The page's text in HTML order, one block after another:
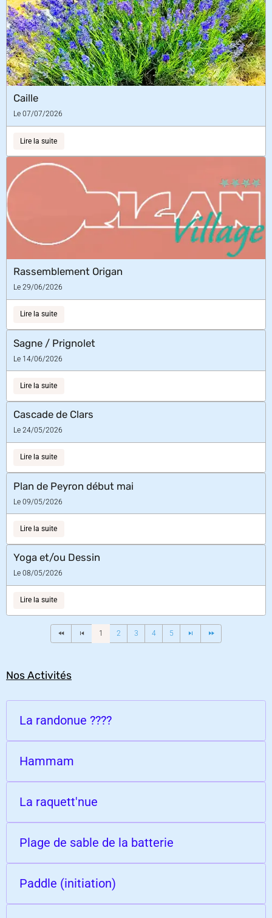
Caille
Le 07/07/2026
Lire la suite
Rassemblement Origan
Le 29/06/2026
Lire la suite
Sagne / Prignolet
Le 14/06/2026
Lire la suite
Cascade de Clars
Le 24/05/2026
Lire la suite
Plan de Peyron début mai
Le 09/05/2026
Lire la suite
Yoga et/ou Dessin
Le 08/05/2026
Lire la suite
1 2 3 4 5
Nos Activités
La randonue ????
Hammam
La raquett'nue
Plage de sable de la batterie
Paddle (initiation)